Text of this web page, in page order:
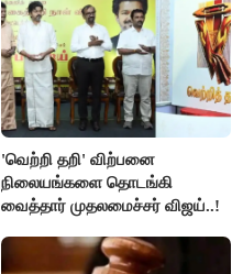
'வெற்றி தறி' விற்பனை
நிலையங்களை தொடங்கி
வைத்தார் முதலமைச்சர் விஜய்..!